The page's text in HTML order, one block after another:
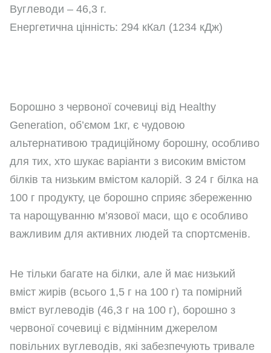
Вуглеводи – 46,3 г.
Енергетична цінність: 294 кКал (1234 кДж)
Борошно з червоної сочевиці від Healthy
Generation, об’ємом 1кг, є чудовою
альтернативою традиційному борошну, особливо
для тих, хто шукає варіанти з високим вмістом
білків та низьким вмістом калорій. З 24 г білка на
100 г продукту, це борошно сприяє збереженню
та нарощуванню м’язової маси, що є особливо
важливим для активних людей та спортсменів.
Не тільки багате на білки, але й має низький
вміст жирів (всього 1,5 г на 100 г) та помірний
вміст вуглеводів (46,3 г на 100 г), борошно з
червоної сочевиці є відмінним джерелом
повільних вуглеводів, які забезпечують тривале